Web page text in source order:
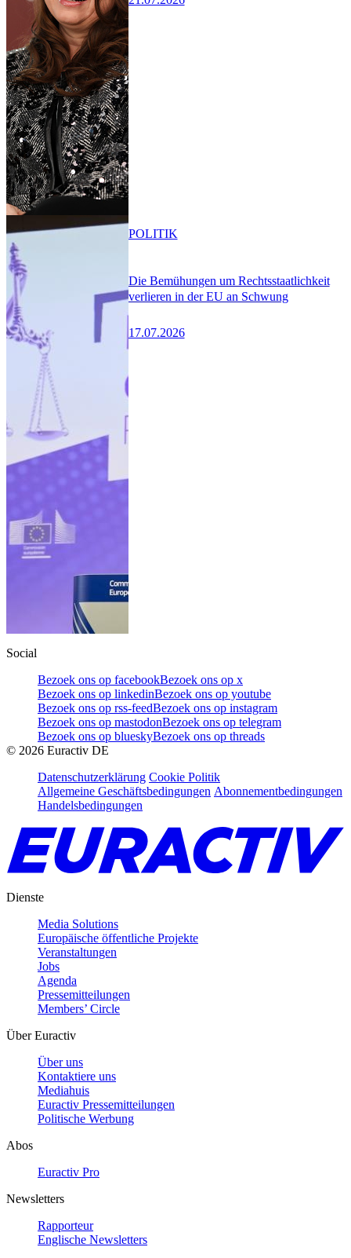
Die Bemühungen um Rechtsstaatlichkeit
verlieren in der EU an Schwung
17.07.2026
POLITIK
Social
Bezoek ons op facebookBezoek ons op x
Bezoek ons op linkedinBezoek ons op youtube
Bezoek ons op rss-feedBezoek ons op instagram
Bezoek ons op mastodonBezoek ons op telegram
Bezoek ons op blueskyBezoek ons op threads
© 2026 Euractiv DE
Datenschutzerklärung Cookie Politik
Allgemeine Geschäftsbedingungen Abonnementbedingungen
Handelsbedingungen
Dienste
Media Solutions
Europäische öffentliche Projekte
Veranstaltungen
Jobs
Agenda
Pressemitteilungen
Members’ Circle
Über Euractiv
Über uns
Kontaktiere uns
Mediahuis
Euractiv Pressemitteilungen
Politische Werbung
Abos
Euractiv Pro
Newsletters
Rapporteur
Englische Newsletters